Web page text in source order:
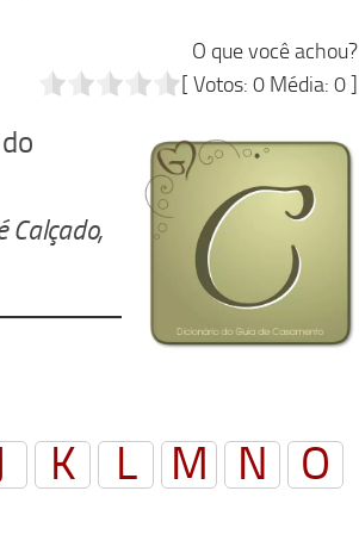
O que você achou?
[ Votos: 0 Média: 0]
Calçado,
K L M N
O